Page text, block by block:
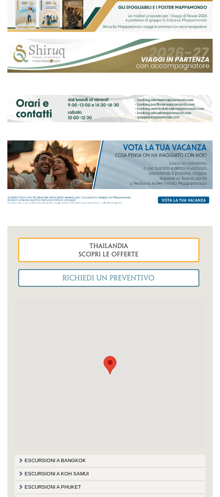
thailandia
Scopri le OFFERTE
ESCURSIONI A BANGKOK
ESCURSIONI A KOH SAMUI
ESCURSIONI A PHUKET